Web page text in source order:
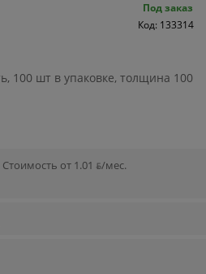
Под заказ
Код: 133314
100 шт в упаковке, толщина 100
от 1.01 ƃ/мec.